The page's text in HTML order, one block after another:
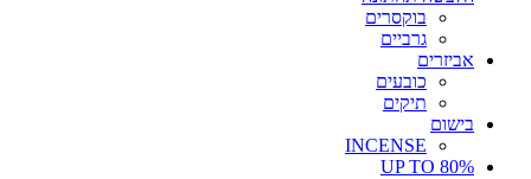
בוקסרים
גרביים
אביזרים
כובעים
תיקים
בישום
INCENSE
UP TO 80%